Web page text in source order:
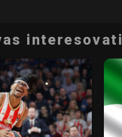
interesovati